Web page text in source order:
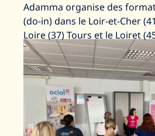
Adamma organise des
(do-in) dans le Loir-et-Cher
Loire (37) Tours et le Loiret